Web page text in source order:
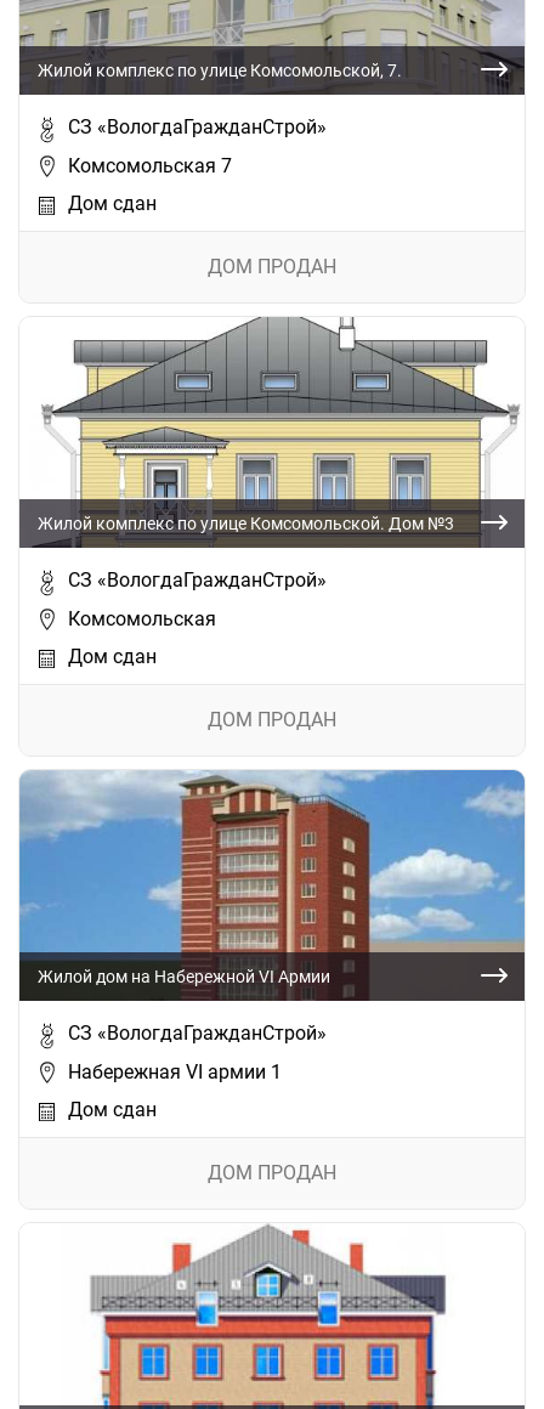
Жилой комплекс по улице Комсомольской, 7.
СЗ «ВологдаГражданСтрой»
Комсомольская 7
Дом сдан
ДОМ ПРОДАН
Жилой комплекс по улице Комсомольской. Дом №3
СЗ «ВологдаГражданСтрой»
Комсомольская
Дом сдан
ДОМ ПРОДАН
Жилой дом на Набережной VI Армии
СЗ «ВологдаГражданСтрой»
Набережная VI армии 1
Дом сдан
ДОМ ПРОДАН